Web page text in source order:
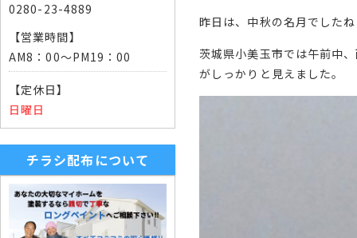
昨日は、中秋の名月でした
茨城県小美玉市では午前中
がしっかりと見えました。
0280-23-4889
【営業時間】
AM8：00～PM19：00
【定休日】
日曜日
チラシ配布について